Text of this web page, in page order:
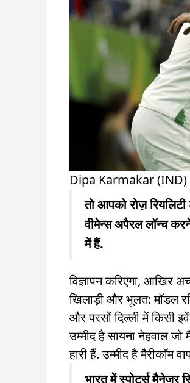
Dipa Karmakar
तो आपको रोज़
वीमेन्स अपैरल लॉन्च
में हैं.
विज्ञापन करिएगा, आखिर
खिलाड़ी और भूलत: मॉडल
और परसों दिल्ली में किसी
उम्मीद है सायना नेहवाल
हारी हैं. उम्मीद है मैरीकॉम
भारत में स्पोर्ट्स मैनेजर